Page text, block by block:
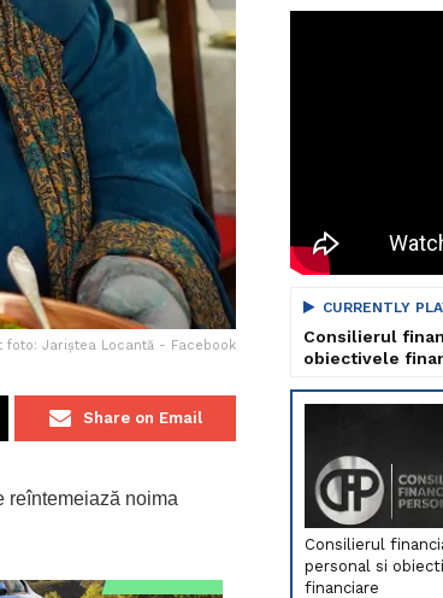
foto: Jariștea Locantă - Facebook
Share on Email
reîntemeiază noima
CURRENTLY
Consilierul
obiectivele
Consilierul
personal si
financiare